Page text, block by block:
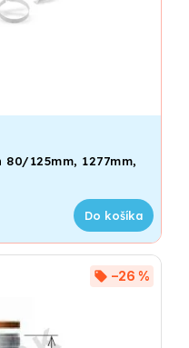
125mm, 1277mm,
Do košíka
–26 %